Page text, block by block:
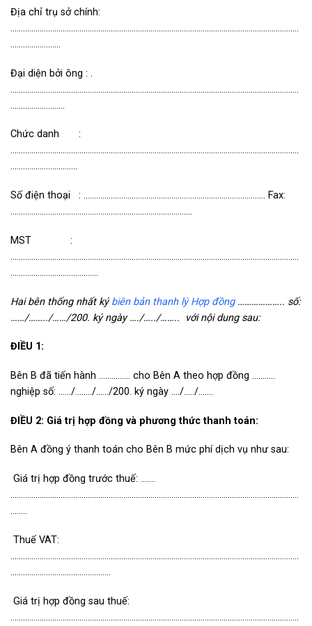
Địa chỉ trụ sở chính:
…………………………………………………………………………………………………………………………
……………………
Đại diện bởi ông : .
…………………………………………………………………………………………………………………………
……………………..
Chức danh :
…………………………………………………………………………………………………………………………
…………………………..
Số điện thoại : ……………………………………………………………………….….. Fax:
……………………………………………………………………………
MST :
…………………………………………………………………………………………………………………………
……………………………………
Hai bên thống nhất kýbiên bản thanh lý Hợp đồng……………….. số:
……/……../……/200. ký ngày …./…../…….. với nội dung sau:
ĐIỀU 1:
Bên B đã tiến hành …………… cho Bên A theo hợp đồng ………..
nghiệp số: ……/……../……/200. ký ngày …./…../…….
ĐIỀU 2: Giá trị hợp đồng và phương thức thanh toán:
Bên A đồng ý thanh toán cho Bên B mức phí dịch vụ như sau:
Giá trị hợp đồng trước thuế: …….
…………………………………………………………………………………………………………………………
……..
Thuế VAT:
…………………………………………………………………………………………………………………………
…………………………………………
Giá trị hợp đồng sau thuế:
…………………………………………………………………………………………………………………………